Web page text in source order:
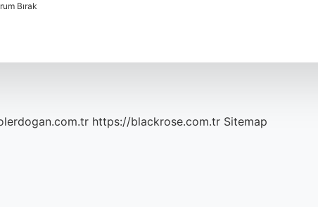
Bırak
https://blackrose.com.tr Sitemap